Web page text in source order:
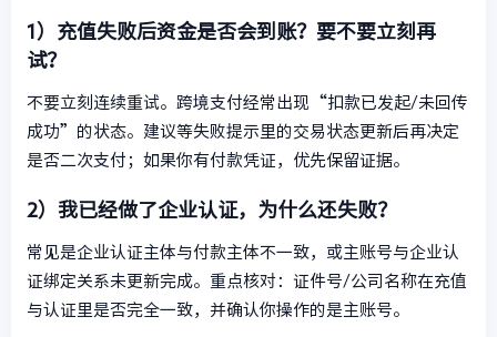
1）充值失败后资金是否会到账？要不要立刻再
试？
不要立刻连续重试。跨境支付经常出现“扣款已发起/未回传
成功”的状态。建议等失败提示里的交易状态更新后再决定
是否二次支付；如果你有付款凭证，优先保留证据。
2）我已经做了企业认证，为什么还失败？
常见是企业认证主体与付款主体不一致，或主账号与企业认
证绑定关系未更新完成。重点核对：证件号/公司名称在充值
与认证里是否完全一致，并确认你操作的是主账号。